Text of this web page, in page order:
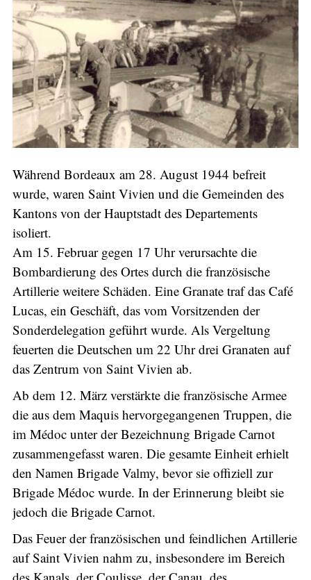
Während Bordeaux am 28. August 1944 befreit
wurde, waren Saint Vivien und die Gemeinden des
Kantons von der Hauptstadt des Departements
isoliert.
Am 15. Februar gegen 17 Uhr verursachte die
Bombardierung des Ortes durch die französische
Artillerie weitere Schäden. Eine Granate traf das Café
Lucas, ein Geschäft, das vom Vorsitzenden der
Sonderdelegation geführt wurde. Als Vergeltung
feuerten die Deutschen um 22 Uhr drei Granaten auf
das Zentrum von Saint Vivien ab.
Ab dem 12. März verstärkte die französische Armee
die aus dem Maquis hervorgegangenen Truppen, die
im Médoc unter der Bezeichnung Brigade Carnot
zusammengefasst waren. Die gesamte Einheit erhielt
den Namen Brigade Valmy, bevor sie offiziell zur
Brigade Médoc wurde. In der Erinnerung bleibt sie
jedoch die Brigade Carnot.
Das Feuer der französischen und feindlichen Artillerie
auf Saint Vivien nahm zu, insbesondere im Bereich